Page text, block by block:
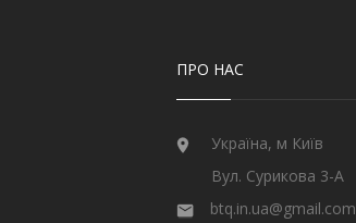
ПРО НАС
Україна, м Київ
Вул. Сурикова 3-А
btq.in.ua@gmail.com